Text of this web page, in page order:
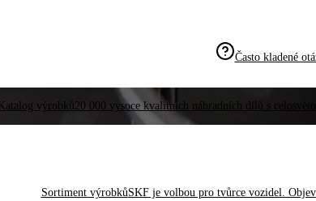
Často kladené
Katalog výrobků20 000 vysoce kvalitních náhradních dílů s
Sortiment výrobkůSKF je volbou pro tvůrce vozidel.